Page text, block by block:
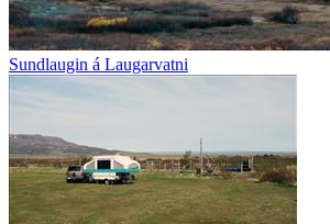
Sundlaugin á Laugarvatni